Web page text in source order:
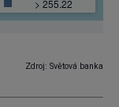
Zdroj: Světová banka